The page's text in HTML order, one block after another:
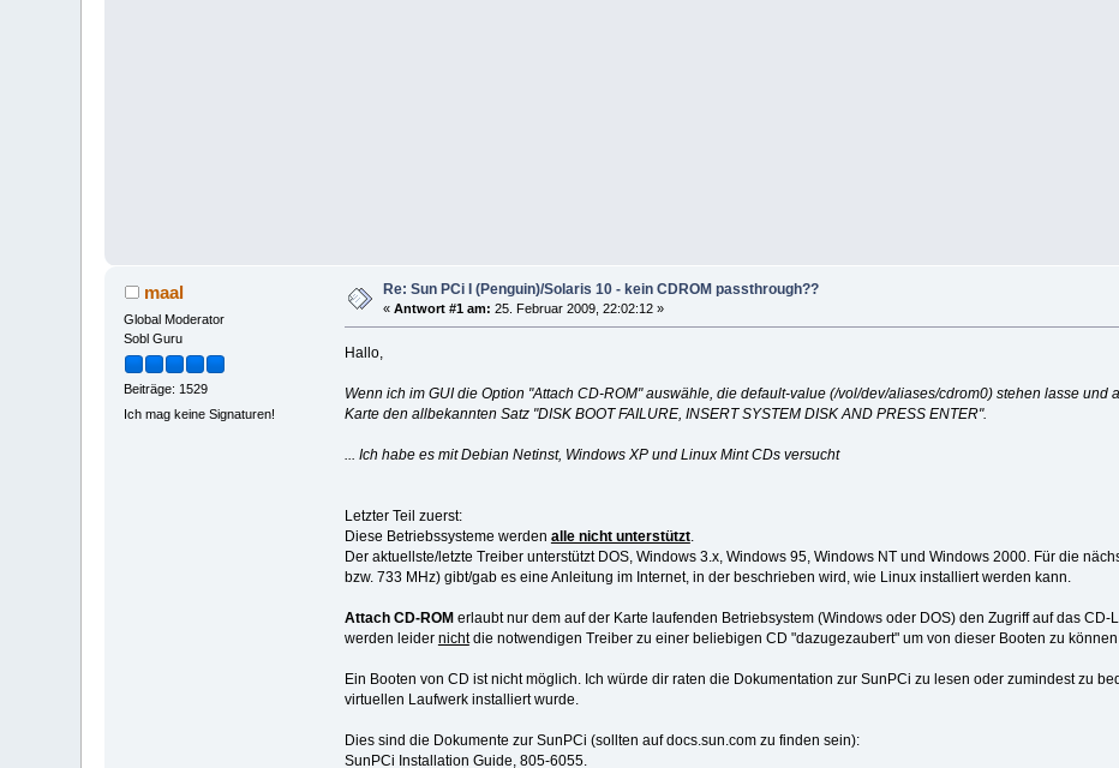
maal
Global Moderator
Sobl Guru
Beiträge: 1529
Ich mag keine Signaturen!
Re: Sun PCi I (Penguin)/Solaris 10 - kein CDROM passthrough??
«Antwort #1 am: 25. Februar 2009, 22:02:12 »
Hallo,
Wenn ich im GUI die Option "Attach CD-ROM" auswähle, die default-value (/vol/dev/aliases/cdrom0) stehen lasse
Karte den allbekannten Satz "DISK BOOT FAILURE, INSERT SYSTEM DISK AND PRESS ENTER".
... Ich habe es mit Debian Netinst, Windows XP und Linux Mint CDs versucht
Letzter Teil zuerst:
Diese Betriebssysteme werden alle nicht unterstützt.
Der aktuellste/letzte Treiber unterstützt DOS, Windows 3.x, Windows 95, Windows NT und Windows 2000. Für die
bzw. 733 MHz) gibt/gab es eine Anleitung im Internet, in der beschrieben wird, wie Linux installiert werden kann.
Attach CD-ROMerlaubt nur dem auf der Karte laufenden Betriebsystem (Windows oder DOS) den Zugriff auf das
werden leider nichtdie notwendigen Treiber zu einer beliebigen CD "dazugezaubert" um von dieser Booten zu können
Ein Booten von CD ist nicht möglich. Ich würde dir raten die Dokumentation zur SunPCi zu lesen oder zumindest zu
virtuellen Laufwerk installiert wurde.
Dies sind die Dokumente zur SunPCi (sollten auf docs.sun.com zu finden sein):
SunPCi Installation Guide, 805-6055.